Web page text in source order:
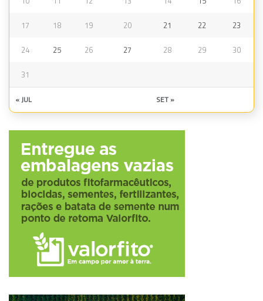
17 18 19 20 21 22 23
24 25 26 27 28 29 30
31
« JUL SET »